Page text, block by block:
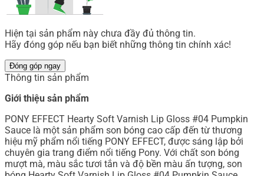
Hiện tại sản phẩm này chưa đầy đủ thông tin.
Hãy đóng góp nếu bạn biết những thông tin chính xác!
Đóng góp ngay
Thông tin sản phẩm
Giới thiệu sản phẩm
PONY EFFECT Hearty Soft Varnish Lip Gloss #04 Pumpkin
Sauce là một sản phẩm son bóng cao cấp đến từ thương
hiệu mỹ phẩm nổi tiếng PONY EFFECT, được sáng lập bởi
chuyên gia trang điểm nổi tiếng Pony. Với chất son bóng
mượt mà, màu sắc tươi tắn và độ bền màu ấn tượng, son